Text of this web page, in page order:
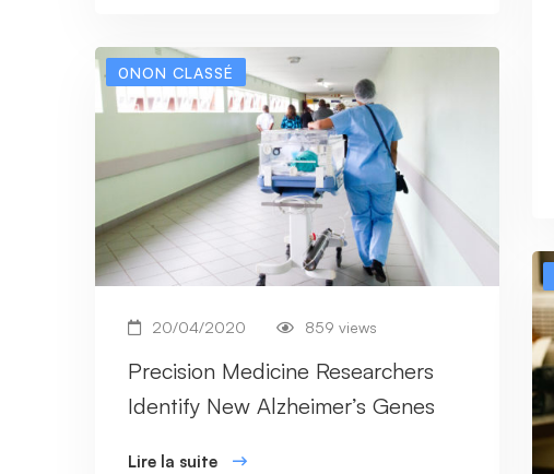
0NON CLASSÉ
20/04/2020 859 views
Precision Medicine Researchers
Identify New Alzheimer’s Genes
Lire la suite